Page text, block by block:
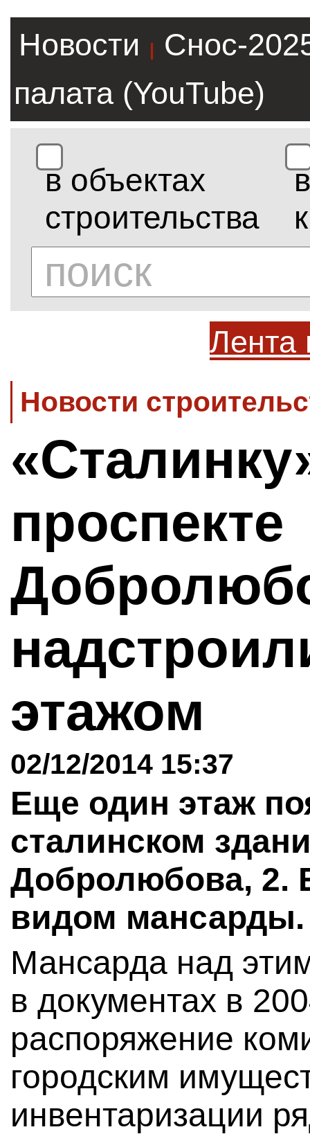
Новости |
Снос-
палата (YouTube)
в объектах
строительства
в
Лента
Новости
проспекте
этажом
02/12/2014 15:37
Еще один этаж
сталинском
Добролюбова, 2.
видом мансарды.
Мансарда над
в документах в
распоряжение
городским
инвентаризации